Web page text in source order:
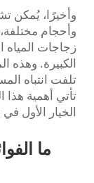
وأحجام
زجاجات المياه
الكبيرة. وهذه
تلفت انتباه
تأتي أهمية هذا
الخيار الأول